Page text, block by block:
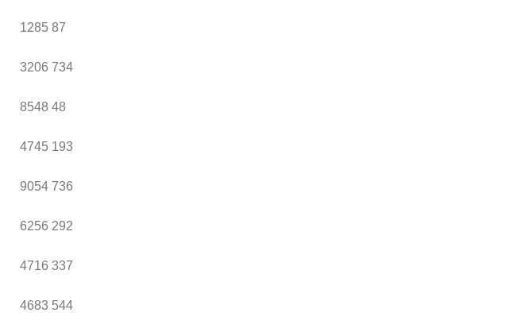
1285 87
3206 734
8548 48
4745 193
9054 736
6256 292
4716 337
4683 544